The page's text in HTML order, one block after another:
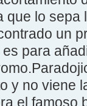
que lo sepa
un
para
y no viene
el famoso